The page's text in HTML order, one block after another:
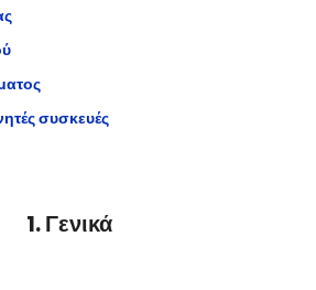
συσκευές
1. Γενικά